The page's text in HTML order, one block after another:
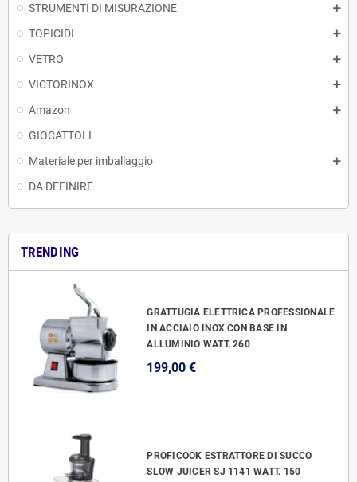
STRUMENTI DI MISURAZIONE
TOPICIDI
VETRO
VICTORINOX
Amazon
GIOCATTOLI
Materiale per imballaggio
DA DEFINIRE
TRENDING
GRATTUGIA ELETTRICA PROFESSIONALE
IN ACCIAIO INOX CON BASE IN
ALLUMINIO WATT. 260
199,00 €
PROFICOOK ESTRATTORE DI SUCCO
SLOW JUICER SJ 1141 WATT. 150